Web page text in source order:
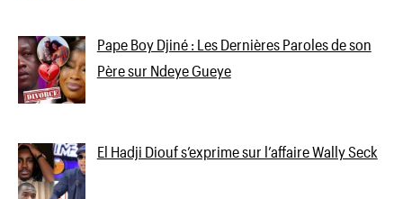
Pape Boy Djiné : Les Dernières Paroles de son
Père sur Ndeye Gueye
El Hadji Diouf s’exprime sur l’affaire Wally Seck